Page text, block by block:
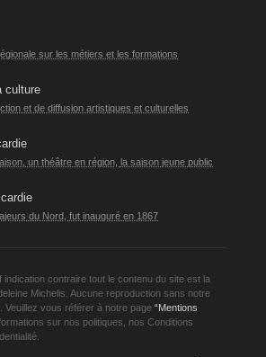
sur les métiers et les formations
culture
et de diffusion artistiques et culturelles
un théâtre en région, la saison jeune public
du Nord, fut inauguré en 1867
contraire tout le contenu du site est la
Michelis. Aucune reproduction sans notre
Veuillez vous référer à notre page “Mentions
sur nos politiques, nos Conditions